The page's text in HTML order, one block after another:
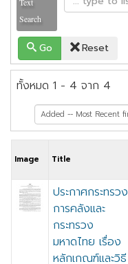
Search
Go Reset
ทั้งหมด 1 - 4 จาก 4
Image Title
ประกาศกระทรวง
การคลังและ
กระทรวง
มหาดไทย เรื่อง
หลักเกณฑ์และวิธี